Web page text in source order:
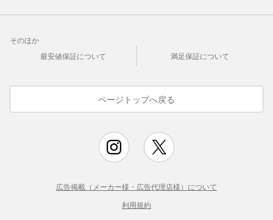
そのほか
最安値保証について
満足保証について
ページトップへ戻る
広告掲載（メーカー様・広告代理店様）について
利用規約